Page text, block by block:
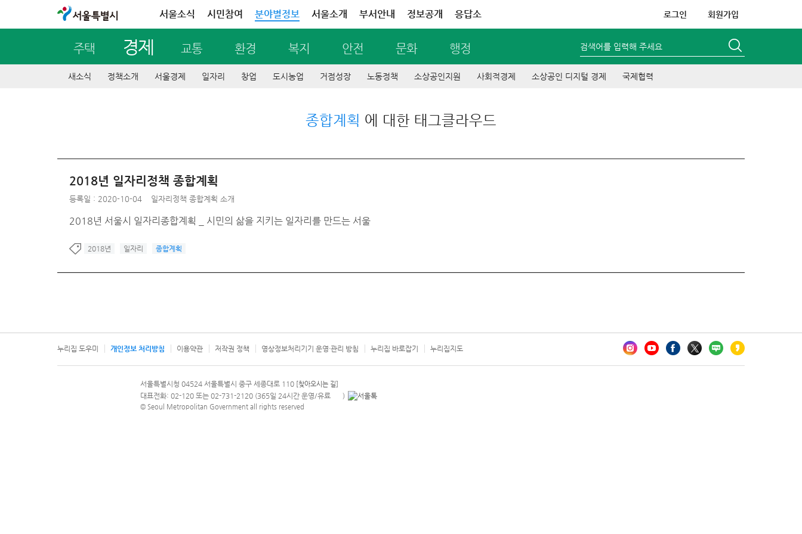
서울특별시 서울소식 시민참여 분야별정보 서울소개 부서안내 정보공개 응답소 로그인 회원가입
주택 경제 교통 환경 복지 안전 문화 행정 검색어를 입력해 주세요
새소식 정책소개 서울경제 일자리 창업 도시농업 거점성장 노동정책 소상공인지원 사회적경제 소상공인 디지털 경제 국제협력
종합계획 에 대한 태그클라우드
2018년 일자리정책 종합계획
등록일 : 2020-10-04 일자리정책 종합계획 소개
2018년 서울시 일자리종합계획 _ 시민의 삶을 지키는 일자리를 만드는 서울
2018년 일자리 종합계획
누리집 도우미 개인정보 처리방침 이용약관 저작권 정책 영상정보처리기기 운영·관리 방침 누리집 바로잡기 누리집지도
문의 전화번호 120, 120 다산콜재단
서울특별시청 04524 서울특별시 중구 세종대로 110 [찾아오시는 길]
대표전화: 02-120 또는 02-731-2120 (365일 24시간 운영/유료 안내팝업 열기
)
© Seoul Metropolitan Government all rights reserved